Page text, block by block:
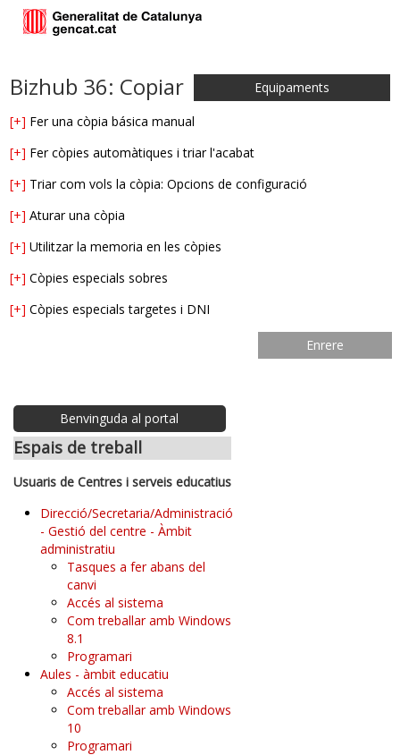
Benvinguda al portal
Espais de treball
Usuaris de Centres i serveis educatius
Direcció/Secretaria/Administració
- Gestió del centre - Àmbit
administratiu
Tasques a fer abans del
canvi
Accés al sistema
Com treballar amb Windows
8.1
Programari
Aules - àmbit educatiu
Accés al sistema
Com treballar amb Windows
10
Programari
Equipaments
Bizhub 36: Copiar
[+] Fer una còpia básica manual
[+] Fer còpies automàtiques i triar l'acabat
[+] Triar com vols la còpia: Opcions de configuració
[+] Aturar una còpia
[+] Utilitzar la memoria en les còpies
[+] Còpies especials sobres
[+] Còpies especials targetes i DNI
Enrere